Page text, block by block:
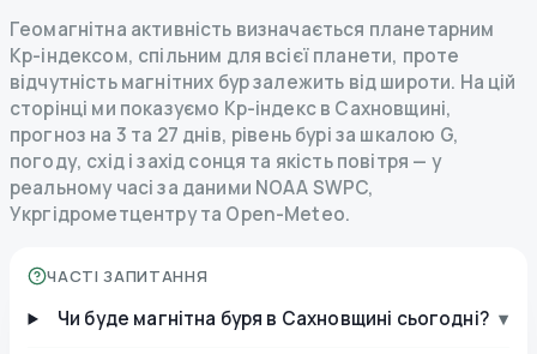
Геомагнітна активність визначається планетарним
Kp-індексом, спільним для всієї планети, проте
відчутність магнітних бур залежить від широти. На цій
сторінці ми показуємо Kp-індекс в Сахновщині,
прогноз на 3 та 27 днів, рівень бурі за шкалою G,
погоду, схід і захід сонця та якість повітря — у
реальному часі за даними NOAA SWPC,
Укргідрометцентру та Open-Meteo.
ЧАСТІ ЗАПИТАННЯ
Чи буде магнітна буря в Сахновщині сьогодні? ▾